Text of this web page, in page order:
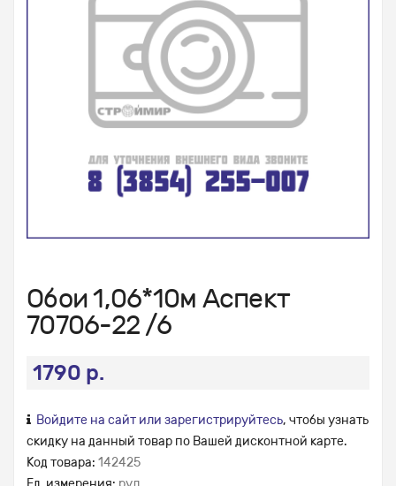
Обои 1,06*10м Аспект
70706-22 /6
1790 р.
Войдите на сайт или зарегистрируйтесь, чтобы узнать
скидку на данный товар по Вашей дисконтной карте.
Код товара: 142425